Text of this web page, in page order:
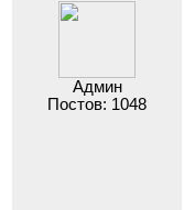
Админ
Постов: 1048